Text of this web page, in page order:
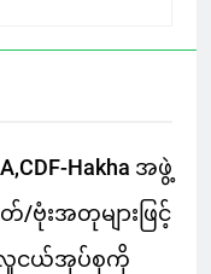
Hakha အဖွဲ့
/ဗုံးအတုများဖြင့်
ငယ်အုပ်စုကို